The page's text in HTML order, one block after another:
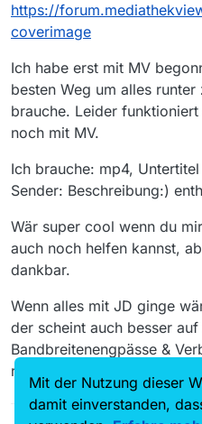
nicht zwingend…
@
Downloadliste
direkt dazu zu
herunterzuladen.
In MV kannst du jeden
unter
Adresse “Q8C” durch
Aber warum
https://
coverimage
Ich habe erst mit MV
besten Weg um alles
brauche. Leider
noch mit MV.
Ich brauche: mp4,
Sender: Beschreibung:)
Wär super cool wenn du
auch noch helfen kannst,
dankbar.
Wenn alles mit JD ginge
der scheint auch besser
Bandbreitenengpässe &
reagieren.
Mit der Nutzung dieser
damit einverstanden,